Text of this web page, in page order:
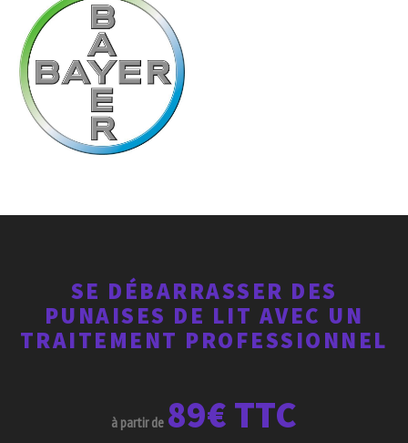
SE DÉBARRASSER DES
PUNAISES DE LIT AVEC UN
TRAITEMENT PROFESSIONNEL
à partir de 89€ TTC